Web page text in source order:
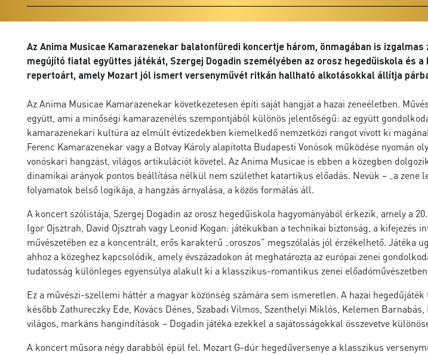
Az Anima Musicae Kamarazenekar balatonfüredi koncertje három, önmagában is
megújító fiatal együttes játékát, Szergej Dogadin személyében az orosz hegedűiskola és
repertoárt, amely Mozart jól ismert versenyművét ritkán hallható alkotásokkal állítja
Az Anima Musicae Kamarazenekar következetesen építi saját hangját a hazai zeneéletben.
együtt, ami a minőségi kamarazenélés szempontjából különös jelentőségű: az együtt
kamarazenekari kultúra az elmúlt évtizedekben kiemelkedő nemzetközi rangot vívott ki
Ferenc Kamarazenekar vagy a Botvay Károly alapította Budapesti Vonósok működése
vonóskari hangzást, világos artikulációt követel. Az Anima Musicae is ebben a közegben
dinamikai arányok pontos beállítása nélkül nem születhet katartikus előadás. Nevük – „a
folyamatok belső logikája, a hangzás árnyalása, a közös formálás áll.
A koncert szólistája, Szergej Dogadin az orosz hegedűiskola hagyományából érkezik, amely a
Igor Ojsztrah, David Ojsztrah vagy Leonid Kogan: játékukban a technikai biztonság, a kifejezés
művészetében ez a koncentrált, erős karakterű „oroszos” megszólalás jól érzékelhető.
ahhoz a közeghez kapcsolódik, amely évszázadokon át meghatározta az európai zenei
tudatosság különleges egyensúlya alakult ki a klasszikus-romantikus zenei
Ez a művészi-szellemi háttér a magyar közönség számára sem ismeretlen. A hazai
később Zathureczky Ede, Kovács Dénes, Szabadi Vilmos, Szenthelyi Miklós, Kelemen
világos, markáns hangindítások – Dogadin játéka ezekkel a sajátosságokkal összevetve
A koncert műsora négy darabból épül fel. Mozart G-dúr hegedűversenye a klasszikus